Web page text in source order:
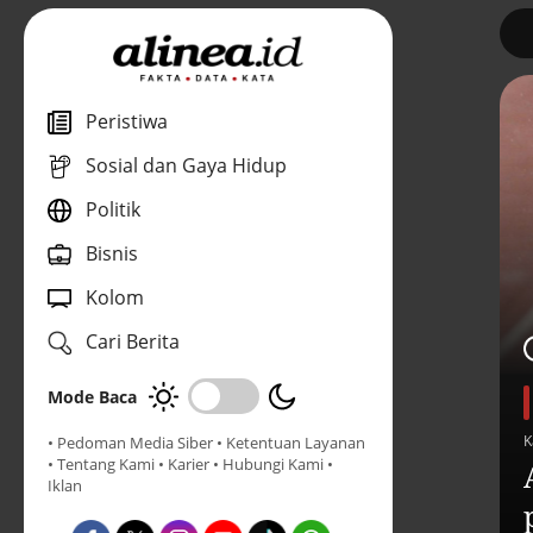
Peristiwa
Sosial dan Gaya Hidup
Politik
Bisnis
Kolom
Cari Berita
Mode Baca
• Pedoman Media Siber • Ketentuan Layanan
• Tentang Kami • Karier • Hubungi Kami •
Iklan
1